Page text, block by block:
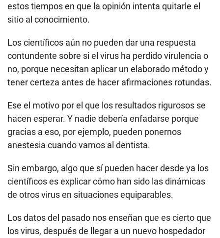
estos tiempos en que la opinión intenta quitarle el
sitio al conocimiento.
Los científicos aún no pueden dar una respuesta
contundente sobre si el virus ha perdido virulencia o
no, porque necesitan aplicar un elaborado método y
tener certeza antes de hacer afirmaciones rotundas.
Ese el motivo por el que los resultados rigurosos se
hacen esperar. Y nadie debería enfadarse porque
gracias a eso, por ejemplo, pueden ponernos
anestesia cuando vamos al dentista.
Sin embargo, algo que sí pueden hacer desde ya los
científicos es explicar cómo han sido las dinámicas
de otros virus en situaciones equiparables.
Los datos del pasado nos enseñan que es cierto que
los virus, después de llegar a un nuevo hospedador